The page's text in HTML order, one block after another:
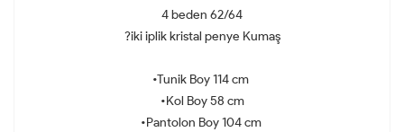
4 beden 62/64
?iki iplik kristal penye Kumaş
•Tunik Boy 114 cm
•Kol Boy 58 cm
•Pantolon Boy 104 cm